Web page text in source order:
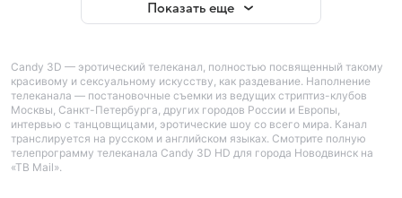
Показать еще
Candy 3D — эротический телеканал, полностью посвященный такому
красивому и сексуальному искусству, как раздевание. Наполнение
телеканала — постановочные съемки из ведущих стриптиз-клубов
Москвы, Санкт-Петербурга, других городов России и Европы,
интервью с танцовщицами, эротические шоу со всего мира. Канал
транслируется на русском и английском языках. Смотрите полную
телепрограмму телеканала Candy 3D HD для города Новодвинск на
«ТВ Mail».